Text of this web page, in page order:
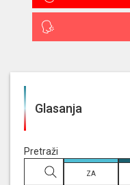
Glasanja
Pretraži
prema
naslovu
ZA